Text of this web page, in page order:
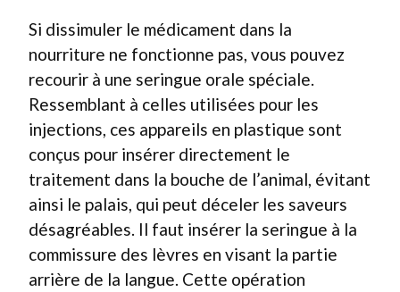
Si dissimuler le médicament dans la
nourriture ne fonctionne pas, vous pouvez
recourir à une seringue orale spéciale.
Ressemblant à celles utilisées pour les
injections, ces appareils en plastique sont
conçus pour insérer directement le
traitement dans la bouche de l’animal, évitant
ainsi le palais, qui peut déceler les saveurs
désagréables. Il faut insérer la seringue à la
commissure des lèvres en visant la partie
arrière de la langue. Cette opération